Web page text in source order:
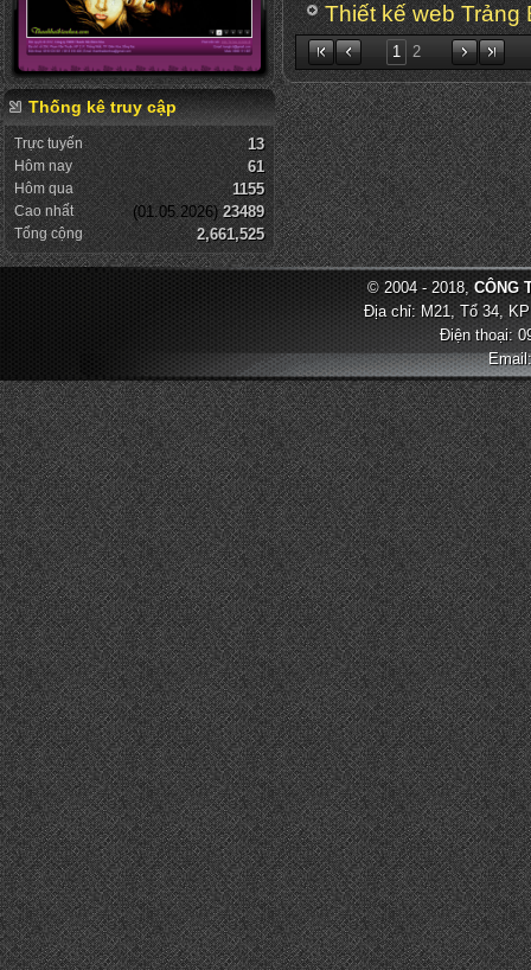
Thống kê truy cập
Trực tuyến 13
Hôm nay 61
Hôm qua 1155
Cao nhất (01.05.2026)23489
Tổng cộng 2,661,525
Thiết kế web Trảng
1 2
© 2004 - 2018, CÔNG
Địa chỉ: M21, Tổ 34,
Điện thoại: